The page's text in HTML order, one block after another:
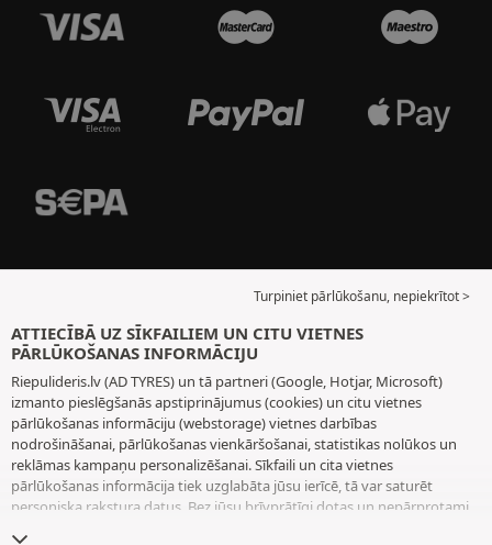
Turpiniet pārlūkošanu, nepiekrītot >
ATTIECĪBĀ UZ SĪKFAILIEM UN CITU VIETNES
PĀRLŪKOŠANAS INFORMĀCIJU
Riepulideris.lv (AD TYRES) un tā partneri (Google, Hotjar, Microsoft)
izmanto pieslēgšanās apstiprinājumus (cookies) un citu vietnes
pārlūkošanas informāciju (webstorage) vietnes darbības
nodrošināšanai, pārlūkošanas vienkāršošanai, statistikas nolūkos un
reklāmas kampaņu personalizēšanai. Sīkfaili un cita vietnes
pārlūkošanas informācija tiek uzglabāta jūsu ierīcē, tā var saturēt
personiska rakstura datus. Bez jūsu brīvprātīgi dotas un nepārprotami